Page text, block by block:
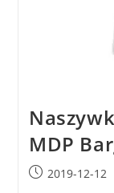
MDP
2019-12-12